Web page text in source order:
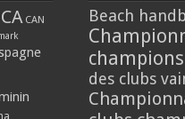
CA CAN Beach
champions
des clubs